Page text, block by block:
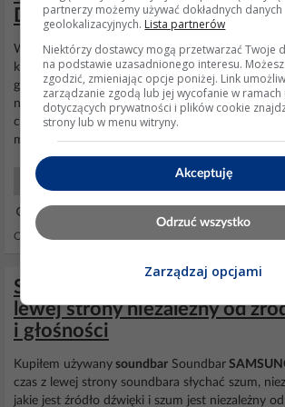
Digital USB - nie można ściszyć
Witam. KupiłamsoundbarHW-K360 i mam
konkretnie to cały czas jest na full, sam się
go uciszyć, ale jak tylko zdejmę palec z przycisku
na tryb najgłośniejszy. Nie działa nawet
co mam z tym teraz zrobić, a jest to dość drogie
możliwość, że go jakoś...
Początkujący Naprawy
13 Lip 2019 23:21
Odpowiedzi: 6 Wyświetleń: 1098
Soundbar SAMSUNG HW-
lewej strony niezależny od
i głośności
Kupiłem używany soundbar Soundbar
czas z lewej strony soundbara słychać szum,
jakie jest źródło dźwięki i szum jest niezależny
partnerzy możemy używać dokładnych danych
geolokalizacyjnych. Lista partnerów
Niektórzy dostawcy mogą przetwarzać Twoje
na podstawie uzasadnionego interesu.
zgodzić, zmieniając opcje poniżej. Link
zarządzanie zgodą lub jej wycofanie w ramach
dotyczących prywatności i plików cookie
strony lub w menu witryny.
Akceptuję
Odrzuć wszystko
Zarządzaj opcjami